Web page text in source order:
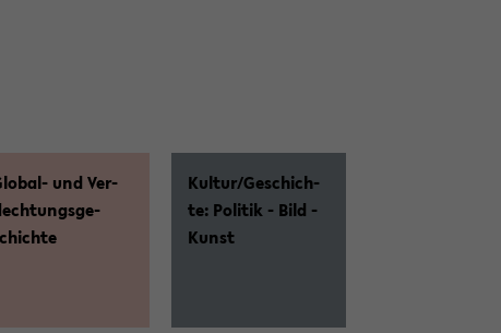
und Ver­
Kul­tur/Ge­schich­
te: Po­li­tik - Bild -
Kunst